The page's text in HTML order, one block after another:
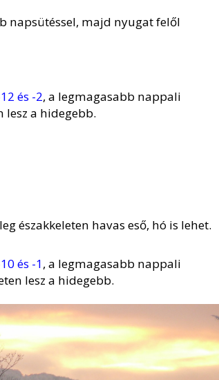
napsütéssel, majd nyugat felől
és -2, a legmagasabb nappali
lesz a hidegebb.
északkeleten havas eső, hó is lehet.
és -1, a legmagasabb nappali
lesz a hidegebb.